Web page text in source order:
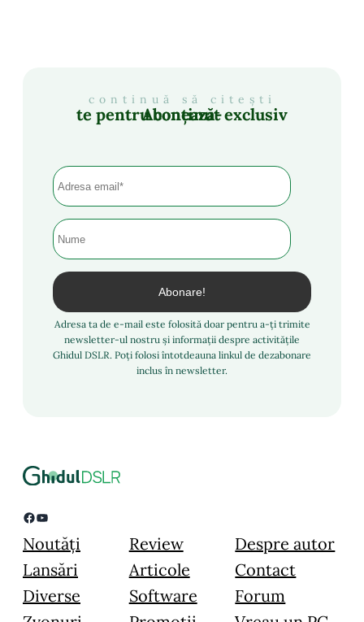
continuă să citești
Abonează-te pentru conținut exclusiv
Adresa ta de e-mail este folosită doar pentru a-ți trimite
newsletter-ul nostru și informații despre activitățile
Ghidul DSLR. Poți folosi întotdeauna linkul de dezabonare
inclus în newsletter.
Facebook YouTube
Noutăți
Lansări
Diverse
Review
Articole
Software
Despre autor
Contact
Forum